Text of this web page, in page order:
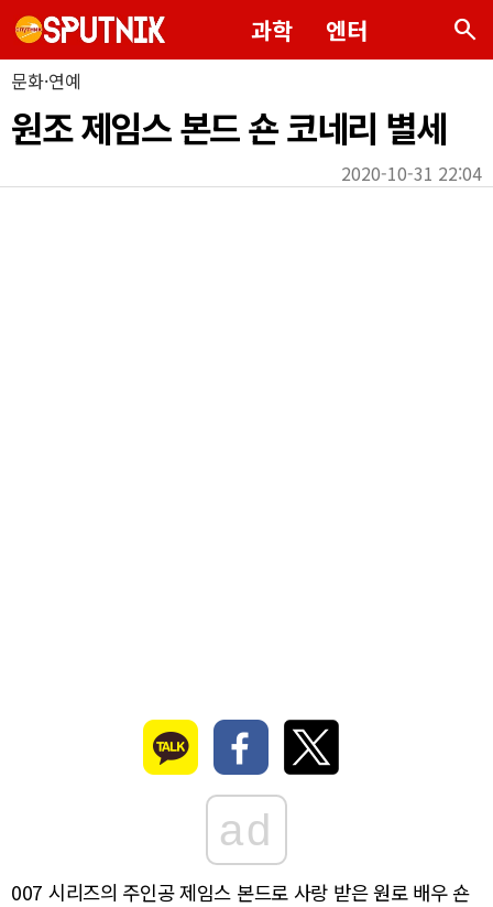
과학 엔터 search
문화·연예
원조 제임스 본드 숀 코네리 별세
2020-10-31 22:04
ad
007 시리즈의 주인공 제임스 본드로 사랑 받은 원로 배우 숀